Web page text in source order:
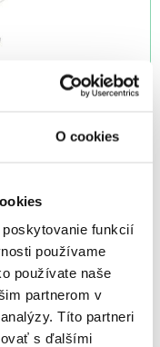
O cookies
funkcií
používame
používate naše
partnerom v
Títo partneri
s ďalšími